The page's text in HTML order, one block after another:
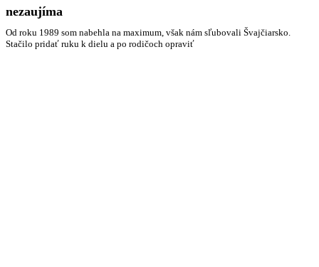
nezaujíma
Od roku 1989 som nabehla na maximum, však nám sľubovali Švajčiarsko.
Stačilo pridať ruku k dielu a po rodičoch opraviť